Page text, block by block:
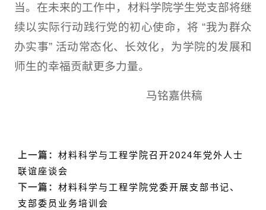
当。在未来的工作中，材料学院学生党支部将继
续以实际行动践行党的初心使命，将 “我为群众
办实事” 活动常态化、长效化，为学院的发展和
师生的幸福贡献更多力量。
马铭嘉供稿
上一篇： 材料科学与工程学院召开2024年党外人士
联谊座谈会
下一篇： 材料科学与工程学院党委开展支部书记、
支部委员业务培训会